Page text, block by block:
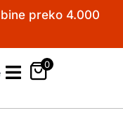
preko 4.000
0